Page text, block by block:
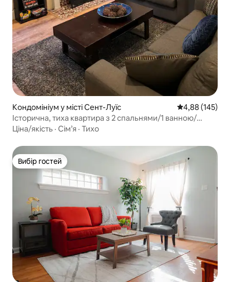
Кондомініум у місті Сент-Луїс Середня
4,88 (145)
Історична, тиха квартира з 2 спальнями/1 ванною/
робочим місцем
Ціна/якість · Сім’я · Тихо
Вибір гостей
Вибір гостей